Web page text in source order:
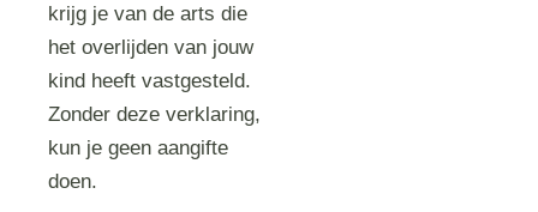
krijg je van de arts die
het overlijden van jouw
kind heeft vastgesteld.
Zonder deze verklaring,
kun je geen aangifte
doen.